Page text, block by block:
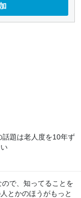
話題は老人度を10年ず
で、知ってることを
とかのほうがもっと